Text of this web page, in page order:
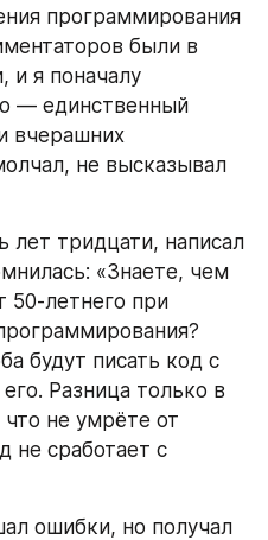
программирования
были в
я поначалу
— единственный
вчерашних
не высказывал
лет тридцати, написал
«Знаете, чем
50-летнего при
будут писать код с
Разница только в
не умрёте от
не сработает с
ошибки, но получал